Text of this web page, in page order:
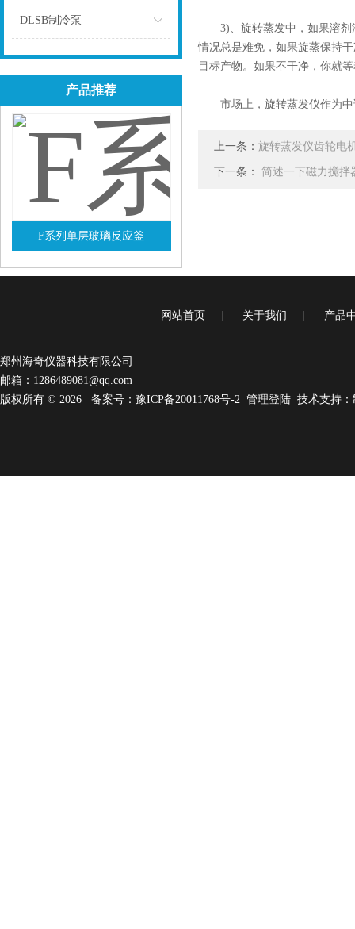
DLSB制冷泵
产品推荐
F系列单层玻璃反应釜
查看详情
3)、旋转蒸发中，如果溶剂
情况总是难免，如果旋蒸保持
目标产物。如果不干净，你就
市场上，旋转蒸发仪作为中
上一条： 旋转蒸发仪齿轮电
下一条： 简述一下磁力搅拌
网站首页 关于我们 产品
郑州海奇仪器科技有限公司
邮箱： 1286489081@qq.com
版权所有 © 2026 备案号：豫ICP备20011768号-2 管理登陆 技术支持：